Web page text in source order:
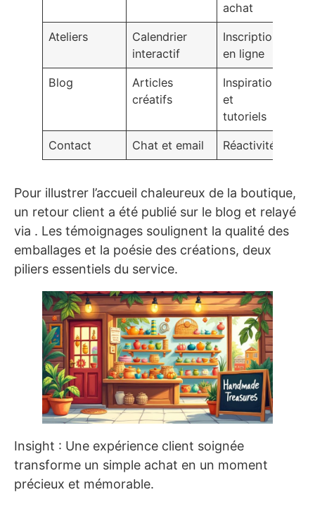
achat
Ateliers
Calendrier
interactif
Inscription
en ligne
Blog
Articles
créatifs
Inspiration
et
tutoriels
Contact Chat et email Réactivité
Pour illustrer l’accueil chaleureux de la boutique,
un retour client a été publié sur le blog et relayé
via . Les témoignages soulignent la qualité des
emballages et la poésie des créations, deux
piliers essentiels du service.
Insight : Une expérience client soignée
transforme un simple achat en un moment
précieux et mémorable.